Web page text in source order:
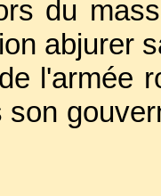
pourtant un
très
du
abjurer
l'armée